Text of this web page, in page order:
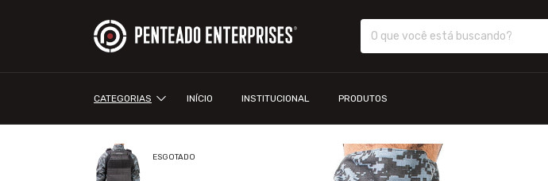
CATEGORIAS INÍCIO INSTITUCIONAL PRODUTOS
ESGOTADO